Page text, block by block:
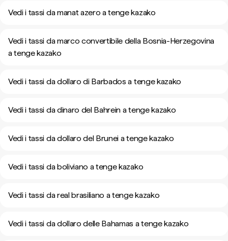
Vedi i tassi da manat azero a tenge kazako
Vedi i tassi da marco convertibile della Bosnia-Herzegovina
a tenge kazako
Vedi i tassi da dollaro di Barbados a tenge kazako
Vedi i tassi da dinaro del Bahrein a tenge kazako
Vedi i tassi da dollaro del Brunei a tenge kazako
Vedi i tassi da boliviano a tenge kazako
Vedi i tassi da real brasiliano a tenge kazako
Vedi i tassi da dollaro delle Bahamas a tenge kazako